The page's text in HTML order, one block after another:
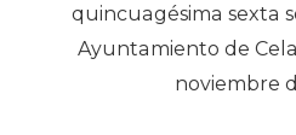
quincuagésima sexta
Ayuntamiento de
noviembre